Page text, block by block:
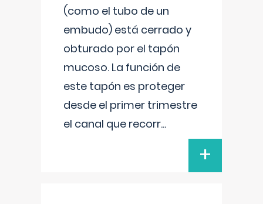
(como el tubo de un
embudo) está cerrado y
obturado por el tapón
mucoso. La función de
este tapón es proteger
desde el primer trimestre
el canal que recorr...
+